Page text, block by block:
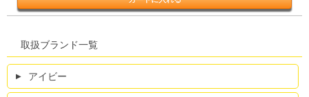
取扱ブランド一覧
アイビー